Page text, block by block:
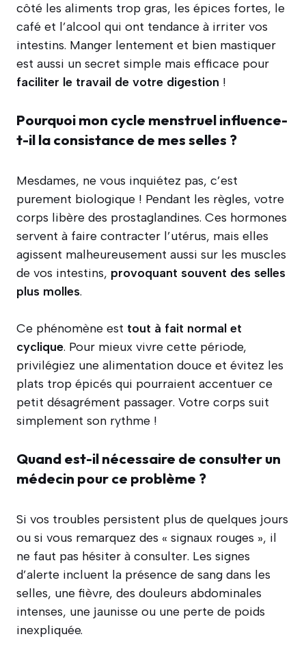
côté les aliments trop gras, les épices fortes, le
café et l’alcool qui ont tendance à irriter vos
intestins. Manger lentement et bien mastiquer
est aussi un secret simple mais efficace pour
faciliter le travail de votre digestion !
Pourquoi mon cycle menstruel influence-
t-il la consistance de mes selles ?
Mesdames, ne vous inquiétez pas, c’est
purement biologique ! Pendant les règles, votre
corps libère des prostaglandines. Ces hormones
servent à faire contracter l’utérus, mais elles
agissent malheureusement aussi sur les muscles
de vos intestins, provoquant souvent des selles
plus molles.
Ce phénomène est tout à fait normal et
cyclique. Pour mieux vivre cette période,
privilégiez une alimentation douce et évitez les
plats trop épicés qui pourraient accentuer ce
petit désagrément passager. Votre corps suit
simplement son rythme !
Quand est-il nécessaire de consulterun
médecin pour ce problème ?
Si vos troubles persistent plus de quelques jours
ou si vous remarquez des « signaux rouges », il
ne faut pas hésiter à consulter. Les signes
d’alerte incluent la présence de sang dans les
selles, une fièvre, des douleurs abdominales
intenses, une jaunisse ou une perte de poids
inexpliquée.